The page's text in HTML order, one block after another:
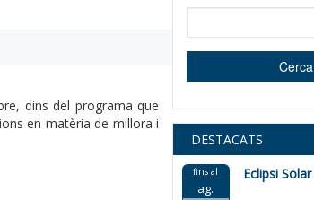
dins del programa que
en matèria de millora i
Cerca
DESTACATS
fins al
ag.
Eclipsi Solar